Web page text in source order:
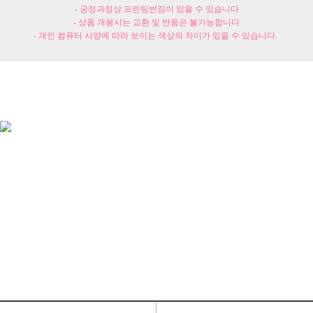
- 공정과정상 프린팅번짐이 있을 수 있습니다
- 상품 개봉시는 교환 및 반품은 불가능합니다
- 개인 컴퓨터 사양에 따라 보이는 색상의 차이가 있을 수 있습니다.